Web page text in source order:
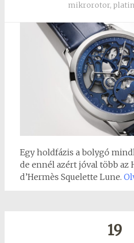
mikrorotor,
Egy holdfázis a bolygó
de ennél azért jóval több az
d’Hermès Squelette Lune.
19